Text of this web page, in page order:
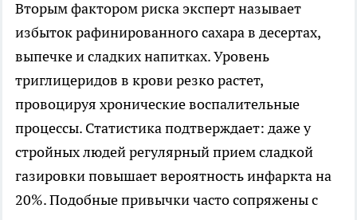
Вторым фактором риска эксперт называет
избыток рафинированного сахара в десертах,
выпечке и сладких напитках. Уровень
триглицеридов в крови резко растет,
провоцируя хронические воспалительные
процессы. Статистика подтверждает: даже у
стройных людей регулярный прием сладкой
газировки повышает вероятность инфаркта на
20%. Подобные привычки часто сопряжены с